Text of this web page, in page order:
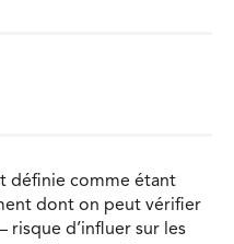
définie comme étant
dont on peut vérifier
risque d’influer sur les